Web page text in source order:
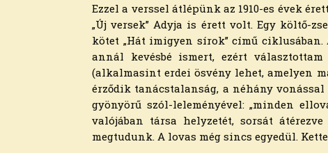
Ezzel a verssel átlépünk az 1910-es évek
„Új versek” Adyja is érett volt. Egy költő-
kötet „Hát imigyen sírok” című ciklusában.
annál kevésbé ismert, ezért
(alkalmasint erdei ösvény lehet, amelyen
érződik tanácstalanság, a néhány
gyönyörű szól-leleményével: „minden
valójában társa helyzetét, sorsát
megtudunk. A lovas még sincs egyedül.
2023. november
2023. október
2023. szeptember
2023. augusztus
2023. július
2023. június
2023. május
2023. április
2023. március